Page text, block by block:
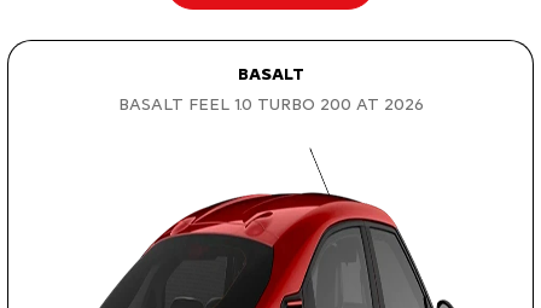
BASALT
BASALT FEEL 1.0 TURBO 200 AT 2026